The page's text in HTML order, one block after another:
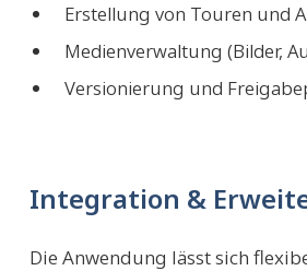
Erstellung von Touren und
Medienverwaltung (Bilder,
Versionierung und
Integration &
Die Anwendung lässt sich